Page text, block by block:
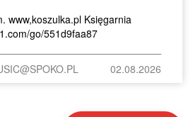
www,koszulka.pl Księgarnia
go/551d9faa87
02.08.2026